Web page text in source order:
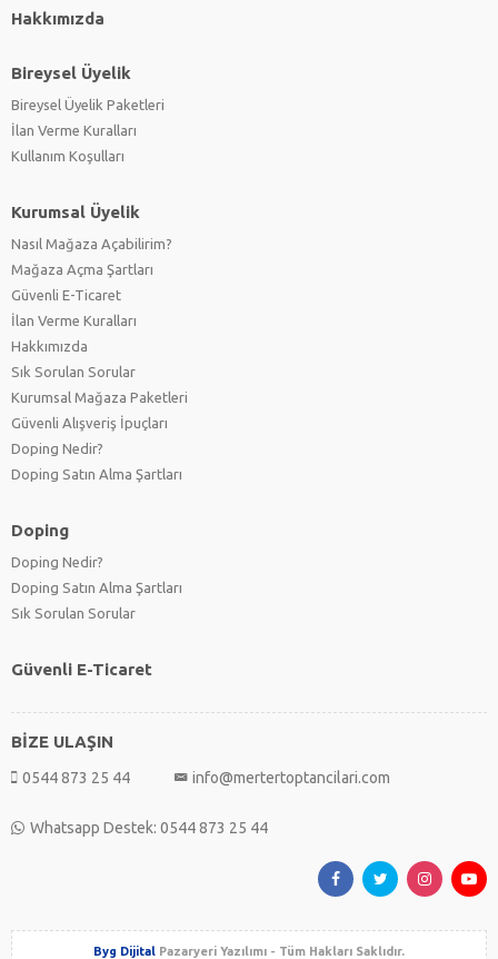
Hakkımızda
Bireysel Üyelik
Bireysel Üyelik Paketleri
İlan Verme Kuralları
Kullanım Koşulları
Kurumsal Üyelik
Nasıl Mağaza Açabilirim?
Mağaza Açma Şartları
Güvenli E-Ticaret
İlan Verme Kuralları
Hakkımızda
Sık Sorulan Sorular
Kurumsal Mağaza Paketleri
Güvenli Alışveriş İpuçları
Doping Nedir?
Doping Satın Alma Şartları
Doping
Doping Nedir?
Doping Satın Alma Şartları
Sık Sorulan Sorular
Güvenli E-Ticaret
BİZE ULAŞIN
0544 873 25 44 info@mertertoptancilari.com
Whatsapp Destek: 0544 873 25 44
Byg Dijital Pazaryeri Yazılımı - Tüm Hakları Saklıdır.